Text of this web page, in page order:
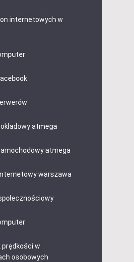
internetowych w
atmega
atmega
warszawa
w
osobowych